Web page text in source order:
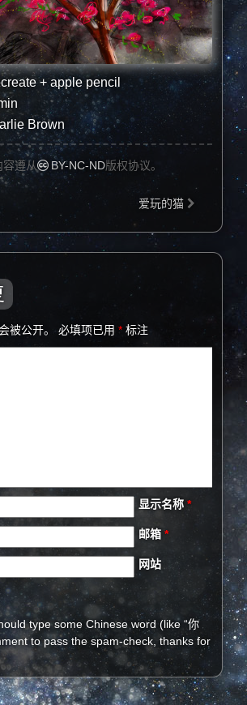
+ apple pencil
Brown
容遵从 BY-NC-ND版权协议。
爱玩的猫
被公开。 必填项已用 * 标注
显示名称 *
邮箱 *
网站
type some Chinese word (like “你
to pass the spam-check, thanks for